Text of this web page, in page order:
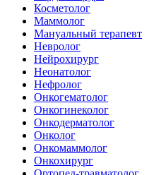
Косметолог
Маммолог
Мануальный терапевт
Невролог
Нейрохирург
Неонатолог
Нефролог
Онкогематолог
Онкогинеколог
Онкодерматолог
Онколог
Онкомаммолог
Онкохирург